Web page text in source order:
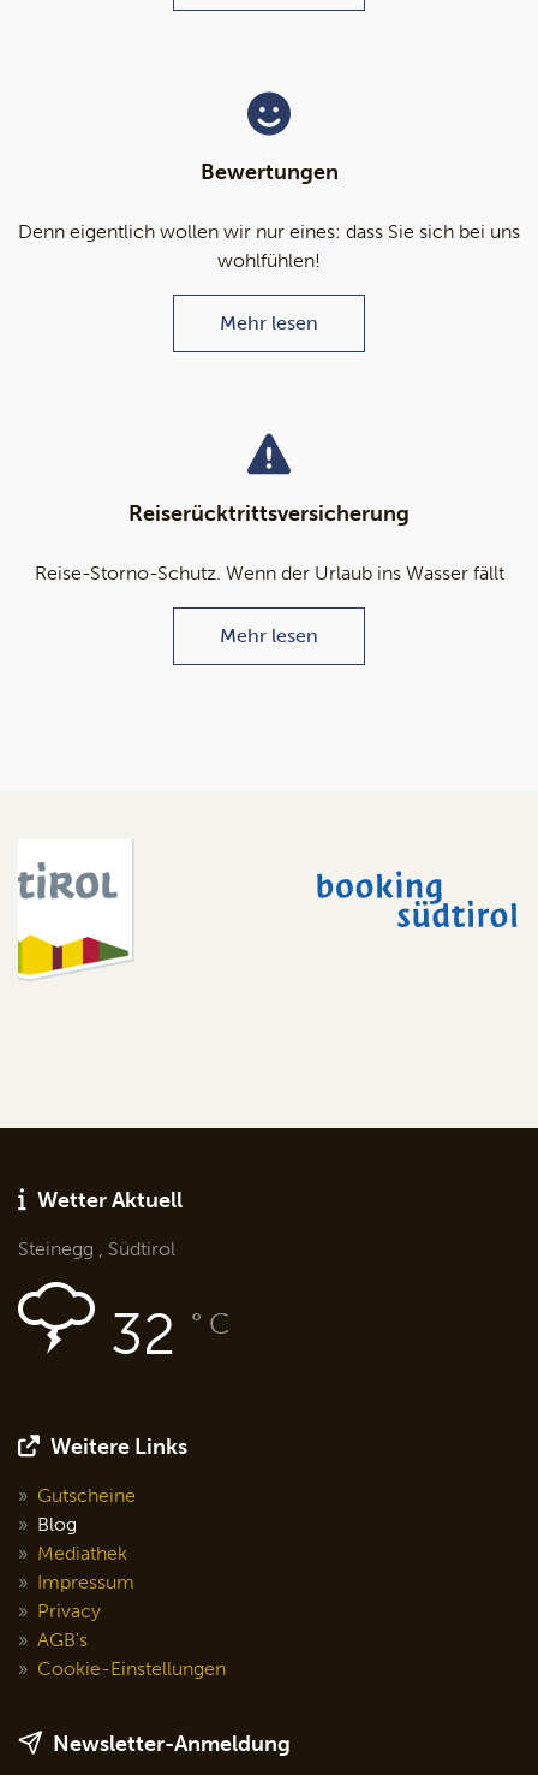
Bewertungen
Denn eigentlich wollen wir nur eines: dass Sie sich bei uns
wohlfühlen!
Mehr lesen
Reiserücktrittsversicherung
Reise-Storno-Schutz. Wenn der Urlaub ins Wasser fällt
Mehr lesen
Wetter Aktuell
Steinegg , Südtirol
32 ° C
Weitere Links
Gutscheine
Blog
Mediathek
Impressum
Privacy
AGB's
Cookie-Einstellungen
Newsletter-Anmeldung